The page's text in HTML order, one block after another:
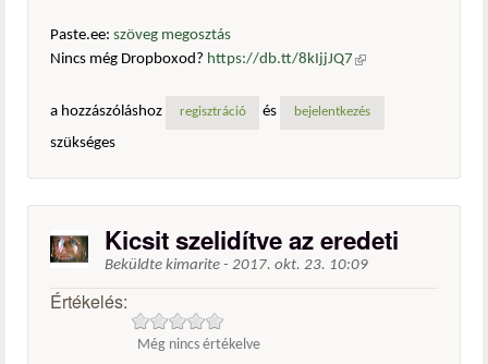
Paste.ee: szöveg megosztás
Nincs még Dropboxod? https://db.tt/8kIjjJQ7 (külső
a hozzászóláshoz
regisztráció és bejelentkezés
szükséges
Kicsit szelidítve az eredeti
Beküldte kimarite - 2017. okt. 23. 10:09
Értékelés:
Még nincs értékelve